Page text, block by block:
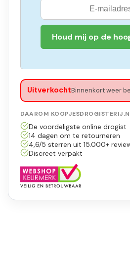
Houd mij op de
UitverkochtBinnenkort weer
DAAROM
De voordeligste online drogist
14 dagen om te retourneren
4,6/5 sterren uit 15.000+
Discreet verpakt